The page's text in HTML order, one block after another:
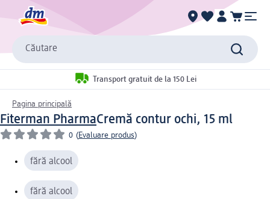
Căutare
Transport gratuit de la 150 Lei
Pagina principală
Fiterman PharmaCremă contur ochi, 15 ml
0 (Evaluare produs)
fără alcool
fără alcool